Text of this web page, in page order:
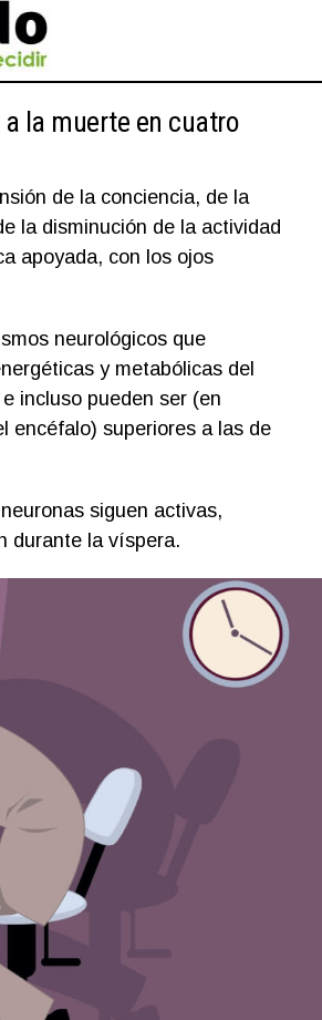
la muerte en cuatro
de la conciencia, de la
la disminución de la actividad
apoyada, con los ojos
neurológicos que
y metabólicas del
incluso pueden ser (en
encéfalo) superiores a las de
siguen activas,
durante la víspera.